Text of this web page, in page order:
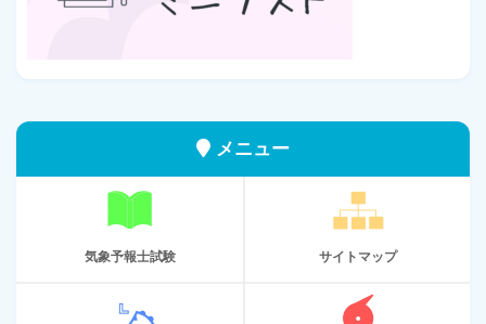
メニュー
気象予報士試験 サイトマップ